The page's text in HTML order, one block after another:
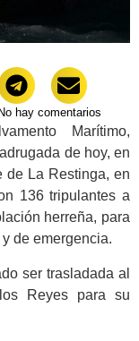
No hay comentarios
Marítimo,
de hoy, en
de La Restinga, en
136 tripulantes a
herreña, para
de emergencia.
ser trasladada al
Reyes para su